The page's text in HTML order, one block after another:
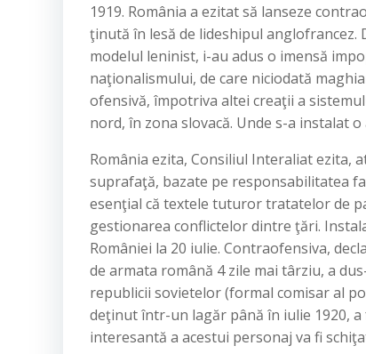
1919. România a ezitat să lanseze
ţinută în lesă de lideshipul
modelul leninist, i-au adus o imensă
naţionalismului, de care niciodată
ofensivă, împotriva altei creaţii a
nord, în zona slovacă. Unde s-a instalat
România ezita, Consiliul Interaliat ezita,
suprafaţă, bazate pe responsabilitatea
esenţial că textele tuturor tratatelor de
gestionarea conflictelor dintre ţări.
României la 20 iulie. Contraofensiva,
de armata română 4 zile mai târziu, a
republicii sovietelor (formal comisar al
deţinut într-un lagăr până în iulie 1920,
interesantă a acestui personaj va fi